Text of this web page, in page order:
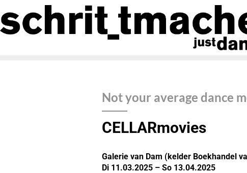
Not your average dance
CELLARmovies
Galerie van Dam (kelder Boekhandel
Di 11.03.2025 – So 13.04.2025